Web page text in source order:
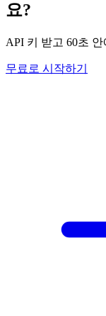
요?
API 키 받고 60초
무료로 시작하기